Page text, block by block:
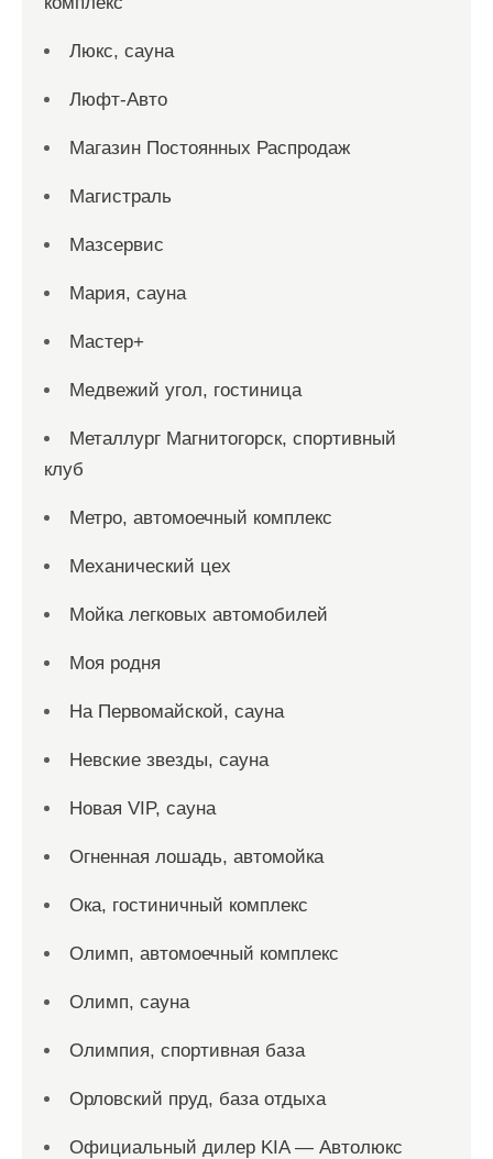
Люкс, сауна
Люфт-Авто
Магазин Постоянных Распродаж
Магистраль
Мазсервис
Мария, сауна
Мастер+
Медвежий угол, гостиница
Металлург Магнитогорск, спортивный
клуб
Метро, автомоечный комплекс
Механический цех
Мойка легковых автомобилей
Моя родня
На Первомайской, сауна
Невские звезды, сауна
Новая VIP, сауна
Огненная лошадь, автомойка
Ока, гостиничный комплекс
Олимп, автомоечный комплекс
Олимп, сауна
Олимпия, спортивная база
Орловский пруд, база отдыха
Официальный дилер KIA — Автолюкс